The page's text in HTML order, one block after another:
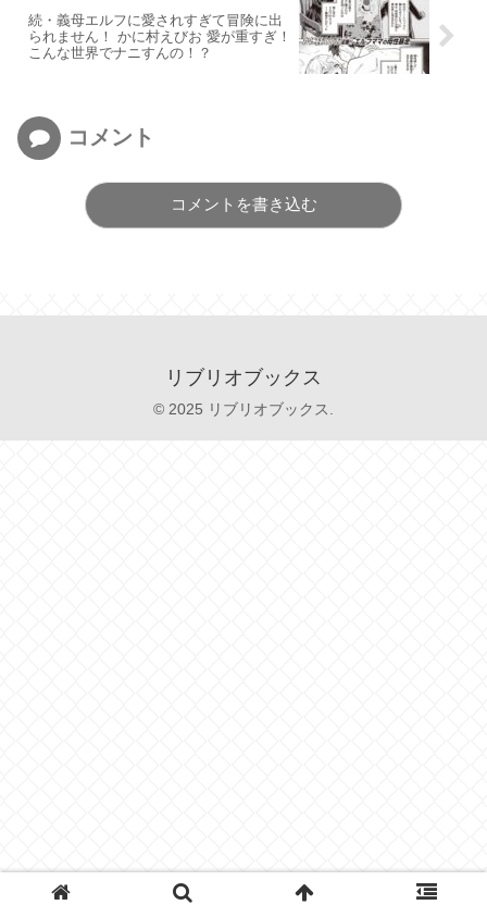
続・義母エルフに愛されすぎて冒険に出
られません！ かに村えびお 愛が重すぎ！
こんな世界でナニすんの！？
コメント
コメントを書き込む
リブリオブックス
© 2025 リブリオブックス.